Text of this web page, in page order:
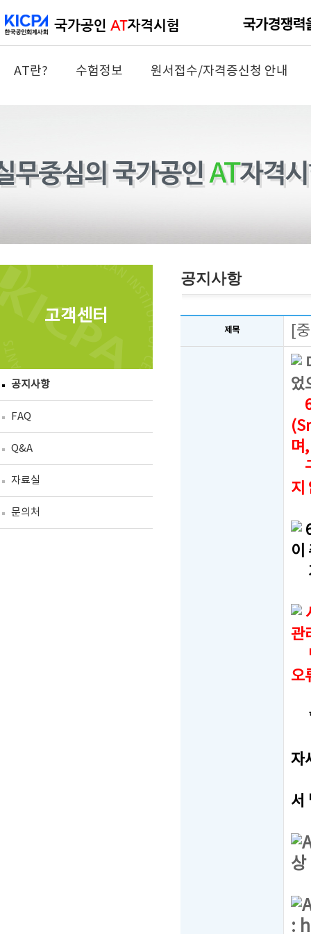
AT란? 수험정보 원서접수/자격증신청 안내
고객센터
공지사항
FAQ
Q&A
자료실
문의처
공지사항
제목
[
었
며
지
이
관
오
*
자
서
상
: